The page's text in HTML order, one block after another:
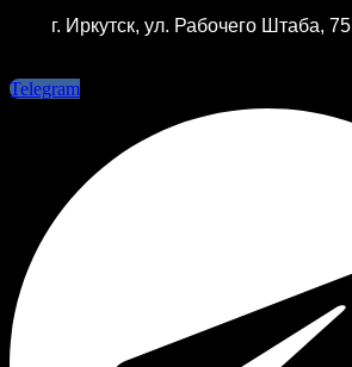
г. Иркутск, ул. Рабочего Штаба, 75
Telegram